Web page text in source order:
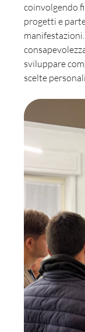
coinvolgendo
progetti e
sviluppare
scelte